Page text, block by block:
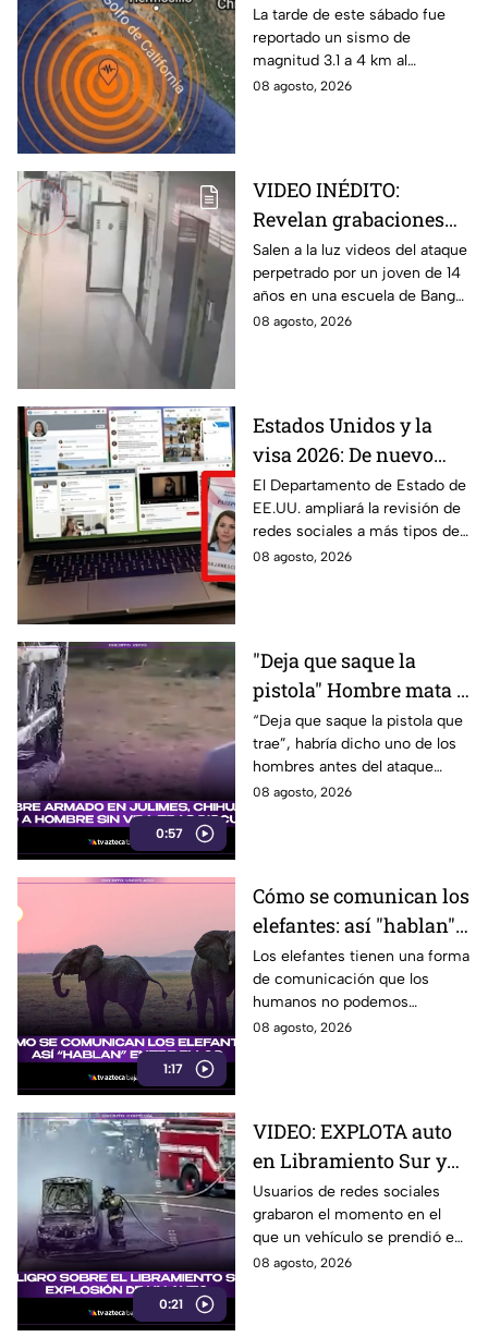
sacude San José del
Cabo
La tarde de este sábado fue
reportado un sismo de
magnitud 3.1 a 4 km al
noroeste de San José del
08 agosto, 2026
VIDEO INÉDITO:
Revelan grabaciones
del tiroteo escolar que
dejó múltiples víctimas
Salen a la luz videos del ataque
perpetrado por un joven de 14
años en una escuela de Bang
Kruai, Tailandia. El saldo es de
08 agosto, 2026
Estados Unidos y la
visa 2026: De nuevo
revisarán las redes
sociales de mexicanos
que viaje a este país
El Departamento de Estado de
EE.UU. ampliará la revisión de
redes sociales a más tipos de
visa, incluyendo a mexicanos
08 agosto, 2026
0:57
"Deja que saque la
pistola" Hombre mata a
padre y hiere a su hijo
por supuestamente
invadir un camino
“Deja que saque la pistola que
trae”, habría dicho uno de los
hombres antes del ataque
armado en Julimes, Chihuahua
08 agosto, 2026
1:17
Cómo se comunican los
elefantes: así "hablan"
entre ellos
Los elefantes tienen una forma
de comunicación que los
humanos no podemos
escuchar, ellos “hablan” de una
08 agosto, 2026
0:21
VIDEO: EXPLOTA auto
en Libramiento Sur y
ocasiona fuerte tráfico
en Tijuana este sábado;
cerca de 5 y 10
Usuarios de redes sociales
grabaron el momento en el
que un vehículo se prendió en
llamas sobre el Libramiento, lo
08 agosto, 2026